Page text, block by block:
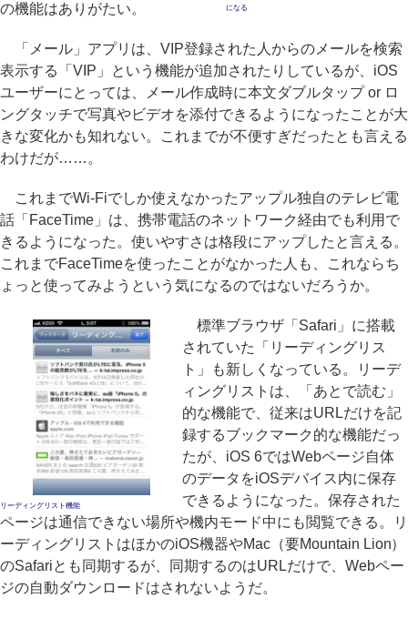
になる
の機能はありがたい。
「メール」アプリは、VIP登録された人からのメールを検索
表示する「VIP」という機能が追加されたりしているが、iOS
ユーザーにとっては、メール作成時に本文ダブルタップ or ロ
ングタッチで写真やビデオを添付できるようになったことが大
きな変化かも知れない。これまでが不便すぎだったとも言える
わけだが……。
これまでWi-Fiでしか使えなかったアップル独自のテレビ電
話「FaceTime」は、携帯電話のネットワーク経由でも利用で
きるようになった。使いやすさは格段にアップしたと言える。
これまでFaceTimeを使ったことがなかった人も、これならち
ょっと使ってみようという気になるのではないだろうか。
リーディングリスト機能
標準ブラウザ「Safari」に搭載
されていた「リーディングリス
ト」も新しくなっている。リーデ
ィングリストは、「あとで読む」
的な機能で、従来はURLだけを記
録するブックマーク的な機能だっ
たが、iOS 6ではWebページ自体
のデータをiOSデバイス内に保存
できるようになった。保存された
ページは通信できない場所や機内モード中にも閲覧できる。リ
ーディングリストはほかのiOS機器やMac（要Mountain Lion）
のSafariとも同期するが、同期するのはURLだけで、Webペー
ジの自動ダウンロードはされないようだ。